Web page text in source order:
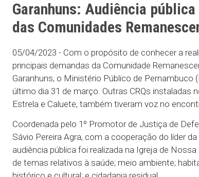
Garanhuns:
das Comunidades
05/04/2023 - Com o propósito de
principais demandas da Comunidade
Garanhuns, o Ministério Público de
último dia 31 de março. Outras
Estrela e Caluete, também tiveram
Coordenada pelo 1º Promotor de